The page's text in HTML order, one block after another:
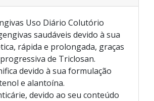
Uso Diário Colutório
saudáveis devido à sua
rápida e prolongada, graças
de Triclosan.
devido à sua formulação
e alantoína.
devido ao seu conteúdo